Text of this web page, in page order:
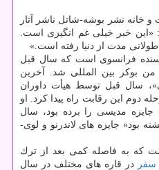
خانه نشر بوشه-شاتل ناشر آثار
«این خبر خیلی غم انگیزی است.
مدت از دنیا رفته است.»
فرانسوی است كه سال قبل
من بوكر بین المللی شد. آخرین
سال قبل توسط هیأت داوران
دوم این رقابت راه پیدا كرد. او
سرباز» جایزه مدیسی را برده بود، سال
بود» جایزه های لاندرنو و لوی-
كه به فاصله كمی بعد از ترك
سفر در قاره های مختلف در سال